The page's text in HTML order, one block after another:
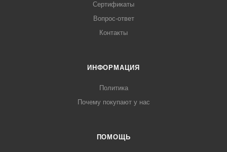
Сертификаты
Вопрос-ответ
Контакты
ИНФОРМАЦИЯ
Политика
Почему покупают у нас
ПОМОЩЬ